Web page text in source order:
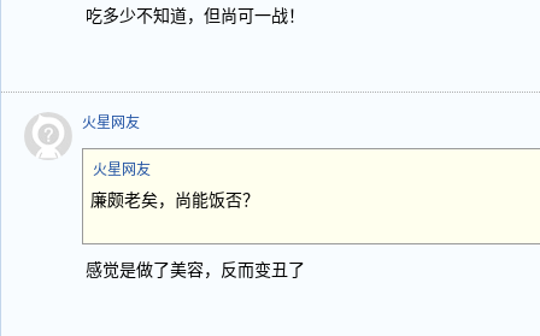
吃多少不知道，但尚可一战！
火星网友
火星网友
廉颇老矣，尚能饭否？
感觉是做了美容，反而变丑了